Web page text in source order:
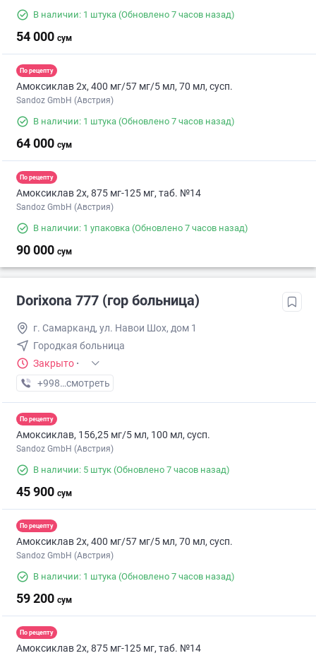
В наличии: 1 штука (Обновлено 7 часов назад)
54 000 сум
По рецепту
Амоксиклав 2х, 400 мг/57 мг/5 мл, 70 мл, сусп.
Sandoz GmbH (Австрия)
В наличии: 1 штука (Обновлено 7 часов назад)
64 000 сум
По рецепту
Амоксиклав 2х, 875 мг-125 мг, таб. №14
Sandoz GmbH (Австрия)
В наличии: 1 упаковка (Обновлено 7 часов назад)
90 000 сум
Dorixona 777 (гор больница)
г. Самарканд, ул. Навои Шох, дом 1
Городкая больница
Закрыто ·
+998 (99) XXX-XX-XX
смотреть
По рецепту
Амоксиклав, 156,25 мг/5 мл, 100 мл, сусп.
Sandoz GmbH (Австрия)
В наличии: 5 штук (Обновлено 7 часов назад)
45 900 сум
По рецепту
Амоксиклав 2х, 400 мг/57 мг/5 мл, 70 мл, сусп.
Sandoz GmbH (Австрия)
В наличии: 1 штука (Обновлено 7 часов назад)
59 200 сум
По рецепту
Амоксиклав 2х, 875 мг-125 мг, таб. №14